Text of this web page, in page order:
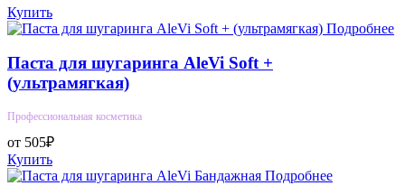
Купить
Подробнее
Паста для шугаринга AleVi Soft +
(ультрамягкая)
Профессиональная косметика
от 505₽
Купить
Подробнее